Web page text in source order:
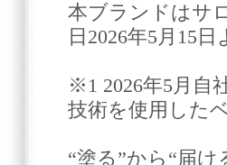
本ブランドはサ
日2026年5月15
※1 2026年5月自
技術を使用した
“塗る”から“届